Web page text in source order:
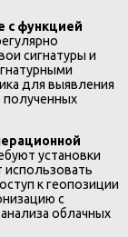
с функцией
сигнатуры и
для выявления
установки
к геопозиции
с
облачных